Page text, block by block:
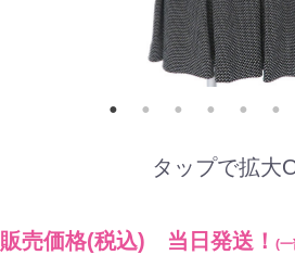
タップで拡大
販売価格(税込) 当日発送！ (